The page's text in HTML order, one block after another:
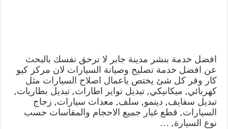
افضل خدمة بنشر مدينة جابر لا ترحق نفسك بالبحث
عن افضل خدمة تصليح وصيانة السيارات لان مركز كيو
كار وفر كل شئ يختص ياعمال اصلاح السيارات مثل
كهربائي, ميكانيكي, تبديل تواير اطارات, تبديل بطاريات,
تبديل سفايف, دينمو, سلف, معدات سيارات, زجاج
السيارات, قطع غيار جميع الاحجام والمقاسات حسب
نوع السيارة, …